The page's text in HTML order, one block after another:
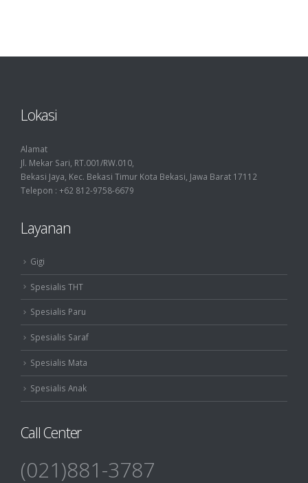
Lokasi
Alamat
Jl. Mekar Sari, RT.001/RW.010,
Bekasi Jaya, Kec. Bekasi Timur Kota Bekasi, Jawa Barat 17112
Telepon : +62 812-9758-6679
Layanan
Gigi
Spesialis THT
Spesialis Paru
Spesialis Saraf
Spesialis Mata
Spesialis Anak
Call Center
(021)881-3787